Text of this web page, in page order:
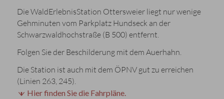
Die WaldErlebnisStation Ottersweier liegt nur wenige
Gehminuten vom Parkplatz Hundseck an der
Schwarzwaldhochstraße (B 500) entfernt.
Folgen Sie der Beschilderung mit dem Auerhahn.
Die Station ist auch mit dem ÖPNV gut zu erreichen
(Linien 263, 245).
Hier finden Sie die Fahrpläne.